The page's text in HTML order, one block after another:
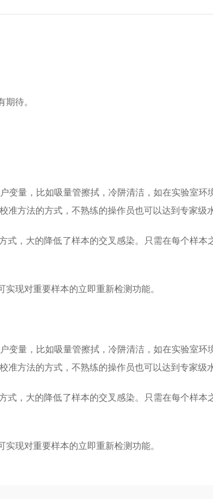
待。
变量，比如吸量管擦拭，冷阱清洁，如在实验室环
方法的方式，不熟练的操作员也可以达到专家级水
式，大的降低了样本的交叉感染。只需在每个样本
现对重要样本的立即重新检测功能。
变量，比如吸量管擦拭，冷阱清洁，如在实验室环
方法的方式，不熟练的操作员也可以达到专家级水
式，大的降低了样本的交叉感染。只需在每个样本
现对重要样本的立即重新检测功能。